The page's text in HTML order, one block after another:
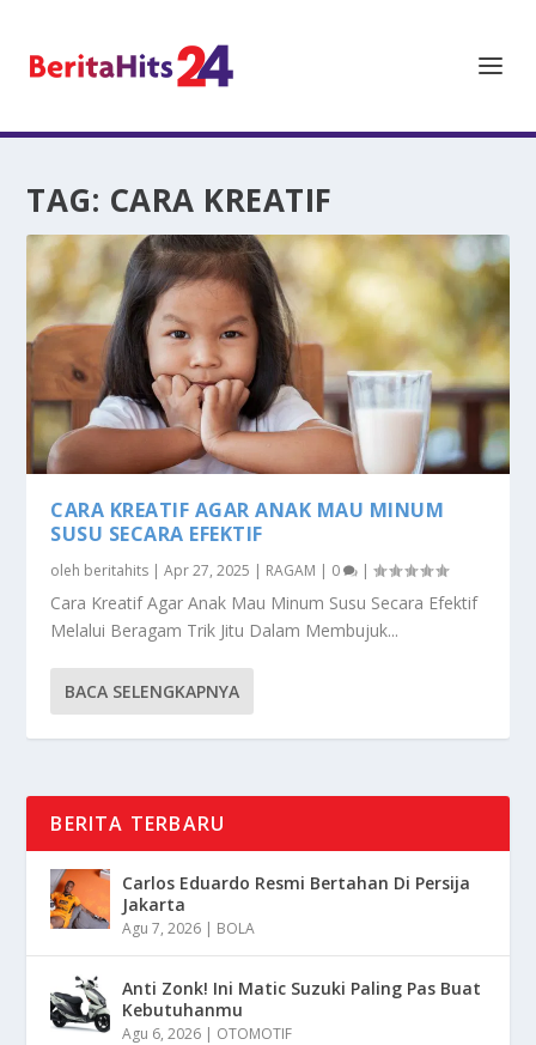
TAG: CARA KREATIF
CARA KREATIF AGAR ANAK MAU MINUM
SUSU SECARA EFEKTIF
oleh beritahits |Apr 27, 2025 | RAGAM | 0 |
Cara Kreatif Agar Anak Mau Minum Susu Secara Efektif
Melalui Beragam Trik Jitu Dalam Membujuk...
BACA SELENGKAPNYA
BERITA TERBARU
Carlos Eduardo Resmi Bertahan Di Persija
Jakarta
Agu 7, 2026 | BOLA
Anti Zonk! Ini Matic Suzuki Paling Pas Buat
Kebutuhanmu
Agu 6, 2026 | OTOMOTIF